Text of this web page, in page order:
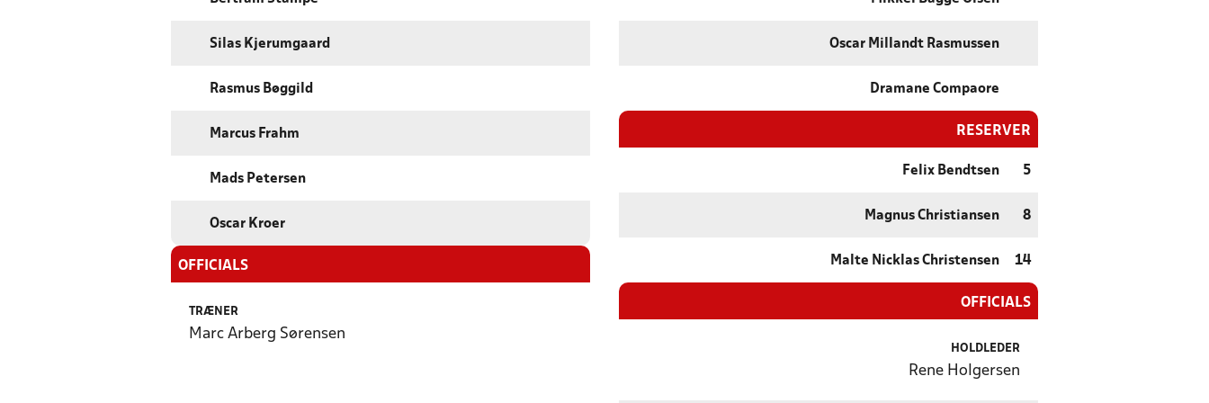
Silas Kjerumgaard
Rasmus Bøggild
Marcus Frahm
Mads Petersen
Oscar Kroer
OFFICIALS
TRÆNER
Marc Arberg Sørensen
Oscar Millandt Rasmussen
Dramane Compaore
RESERVER
Felix Bendtsen 5
Magnus Christiansen 8
Malte Nicklas Christensen 14
OFFICIALS
HOLDLEDER
Rene Holgersen